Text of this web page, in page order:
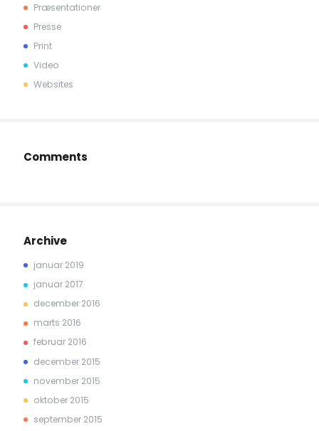
Præsentationer
Presse
Print
Video
Websites
Comments
Archive
januar 2019
januar 2017
december 2016
marts 2016
februar 2016
december 2015
november 2015
oktober 2015
september 2015